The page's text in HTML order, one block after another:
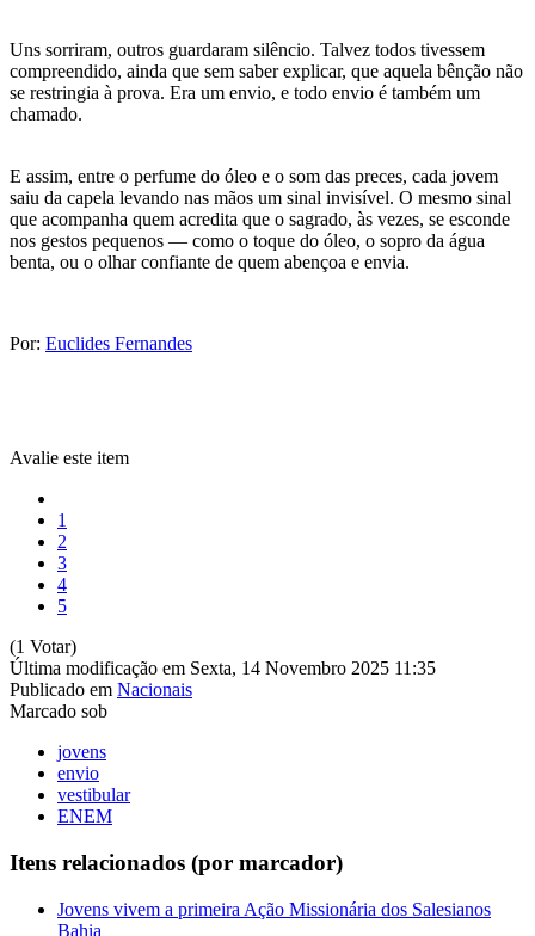
Uns sorriram, outros guardaram silêncio. Talvez todos tivessem
compreendido, ainda que sem saber explicar, que aquela bênção não
se restringia à prova. Era um envio, e todo envio é também um
chamado.
E assim, entre o perfume do óleo e o som das preces, cada jovem
saiu da capela levando nas mãos um sinal invisível. O mesmo sinal
que acompanha quem acredita que o sagrado, às vezes, se esconde
nos gestos pequenos — como o toque do óleo, o sopro da água
benta, ou o olhar confiante de quem abençoa e envia.
Por: Euclides Fernandes
Avalie este item
1
2
3
4
5
(1 Votar)
Última modificação em Sexta, 14 Novembro 2025 11:35
Publicado em Nacionais
Marcado sob
jovens
envio
vestibular
ENEM
Itens relacionados (por marcador)
Jovens vivem a primeira Ação Missionária dos Salesianos
Bahia